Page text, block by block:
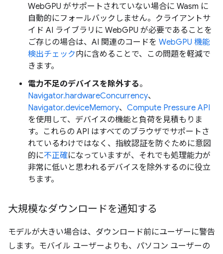
WebGPU がサポートされていない場合に Wasm に
自動的にフォールバックしません。クライアントサ
イド AI ライブラリに WebGPU が必要であることを
ご存じの場合は、AI 関連のコードを WebGPU 機能
検出チェック内に含めることで、この問題を軽減で
きます。
電力不足のデバイスを除外する。
Navigator.hardwareConcurrency、
Navigator.deviceMemory、 Compute Pressure API
を使用して、デバイスの機能と負荷を見積もりま
す。これらの API はすべてのブラウザでサポートさ
れているわけではなく、指紋認証を防ぐために意図
的に不正確になっていますが、それでも処理能力が
非常に低いと思われるデバイスを除外するのに役立
ちます。
大規模なダウンロードを通知する
モデルが大きい場合は、ダウンロード前にユーザーに警告
します。モバイル ユーザーよりも、パソコン ユーザーの